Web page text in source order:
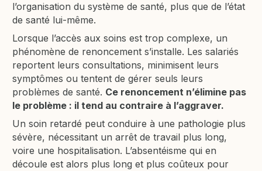
l’organisation du système de santé, plus que de l’état
de santé lui-même.
Lorsque l’accès aux soins est trop complexe, un
phénomène de renoncement s’installe. Les salariés
reportent leurs consultations, minimisent leurs
symptômes ou tentent de gérer seuls leurs
problèmes de santé. Ce renoncement n’élimine pas
le problème : il tend au contraire à l’aggraver.
Un soin retardé peut conduire à une pathologie plus
sévère, nécessitant un arrêt de travail plus long,
voire une hospitalisation. L’absentéisme qui en
découle est alors plus long et plus coûteux pour